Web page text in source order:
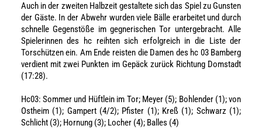
Auch in der zweiten Halbzeit gestaltete sich das Spiel zu Gunsten
der Gäste. In der Abwehr wurden viele Bälle erarbeitet und durch
schnelle Gegenstöße im gegnerischen Tor untergebracht. Alle
Spielerinnen des hc reihten sich erfolgreich in die Liste der
Torschützen ein. Am Ende reisten die Damen des hc 03 Bamberg
verdient mit zwei Punkten im Gepäck zurück Richtung Domstadt
(17:28).
Hc03: Sommer und Hüftlein im Tor; Meyer (5); Bohlender (1); von
Ostheim (1); Gampert (4/2); Pfister (1); Kreß (1); Schwarz (1);
Schlicht (3); Hornung (3); Locher (4); Balles (4)